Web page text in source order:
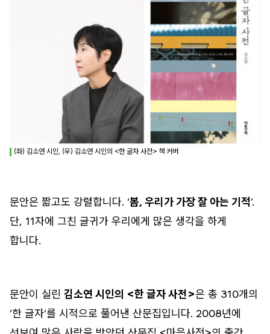
(좌) 김소연 시인, (우) 김소연 시인의 <한 글자 사전> 책 커버
문안은 짧고도 강렬합니다. ‘봄, 우리가 가장 잘 아는 기적’.
단, 11자에 그친 글귀가 우리에게 많은 생각을 하게
합니다.
문안이 실린 김소연 시인의 <한 글자 사전>은 총 310개의
‘한 글자’를 시적으로 풀어낸 산문집입니다. 2008년에